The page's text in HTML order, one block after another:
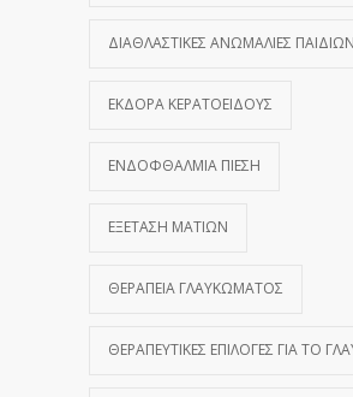
ΔΙΑΘΛΑΣΤΙΚΈΣ ΑΝΩΜΑΛΊΕΣ ΠΑΙΔΙΏΝ
ΕΚΔΟΡΆ ΚΕΡΑΤΟΕΙΔΟΎΣ
ΕΝΔΟΦΘΆΛΜΙΑ ΠΊΕΣΗ
ΕΞΈΤΑΣΗ ΜΑΤΙΏΝ
ΘΕΡΑΠΕΊΑ ΓΛΑΥΚΏΜΑΤΟΣ
ΘΕΡΑΠΕΥΤΙΚΈΣ ΕΠΙΛΟΓΈΣ ΓΙΑ ΤΟ